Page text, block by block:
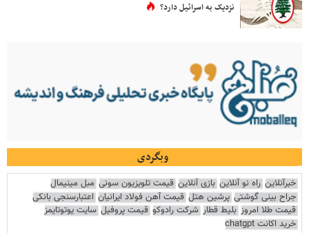
نزدیک به اسرائیل دارد؟
وبگردی
خبرآنلاین راه نو آنلاین بازی آنلاین قیمت تلویزیون سونی مبل مینیمال
جراح بینی گوشتی پرشین هتل قیمت آهن فولاد ایرانیان اعتبارسنجی بانکی
قیمت طلا امروز بلیط قطار شرکت رادوکو قیمت پروفیل سایت یوتوتایمز
خرید اکانت chatgpt